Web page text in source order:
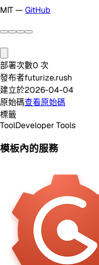
MIT — GitHub
部署次數0 次
發布者futurize.rush
建立於2026-04-04
原始碼查看原始碼
標籤
ToolDeveloper Tools
模板內的服務